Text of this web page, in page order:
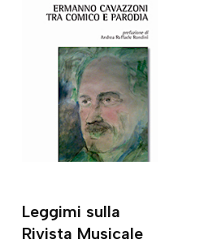
Leggimi sulla
Rivista Musicale